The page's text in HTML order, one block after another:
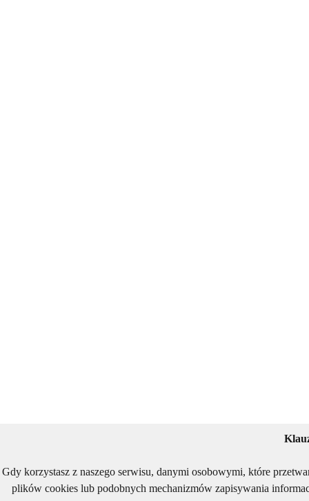
Gdy korzystasz z naszego serwisu, danymi osobowymi, które
plików cookies lub podobnych mechanizmów zapisywania